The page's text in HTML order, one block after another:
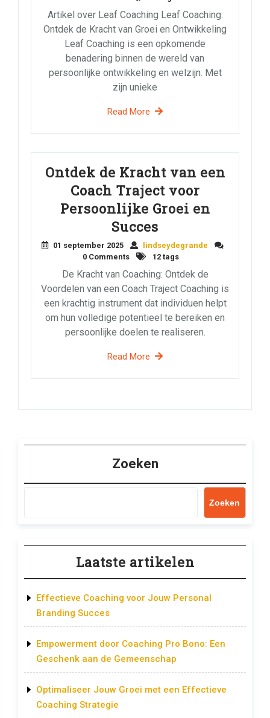
Artikel over Leaf Coaching Leaf Coaching:
Ontdek de Kracht van Groei en Ontwikkeling
Leaf Coaching is een opkomende
benadering binnen de wereld van
persoonlijke ontwikkeling en welzijn. Met
zijn unieke
Read More
Ontdek de Kracht van een
Coach Traject voor
Persoonlijke Groei en
Succes
01 september 2025
lindseydegrande
0 Comments
12 tags
De Kracht van Coaching: Ontdek de
Voordelen van een Coach Traject Coaching is
een krachtig instrument dat individuen helpt
om hun volledige potentieel te bereiken en
persoonlijke doelen te realiseren.
Read More
Zoeken
Zoeken
Laatste artikelen
Effectieve Coaching voor Jouw Personal
Branding Succes
Empowerment door Coaching Pro Bono: Een
Geschenk aan de Gemeenschap
Optimaliseer Jouw Groei met een Effectieve
Coaching Strategie